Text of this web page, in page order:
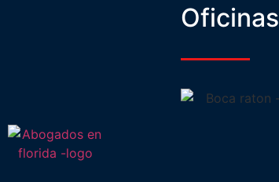
Oficinas